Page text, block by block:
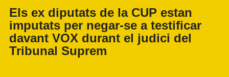
Els ex diputats de la CUP estan
imputats per negar-se a testificar
davant VOX durant el judici del
Tribunal Suprem